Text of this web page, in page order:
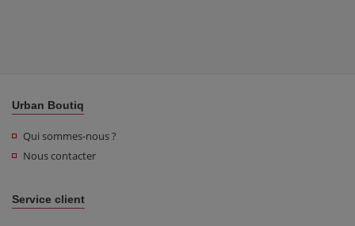
Urban Boutiq
Qui sommes-nous ?
Nous contacter
Service client